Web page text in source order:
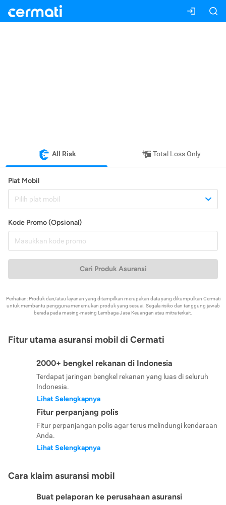
All Risk Total Loss Only
Plat Mobil
Pilih plat mobil
Kode Promo (Opsional)
Cari Produk Asuransi
Perhatian: Produk dan/atau layanan yang ditampilkan merupakan data yang dikumpulkan Cermati
untuk membantu pengguna menemukan produk yang sesuai. Segala risiko dan tanggung jawab
berada pada masing-masing Lembaga Jasa Keuangan atau mitra terkait.
Fitur utama asuransi mobil di Cermati
2000+ bengkel rekanan di Indonesia
Terdapat jaringan bengkel rekanan yang luas di seluruh
Indonesia.
Lihat Selengkapnya
Fitur perpanjang polis
Fitur perpanjangan polis agar terus melindungi kendaraan
Anda.
Lihat Selengkapnya
Cara klaim asuransi mobil
Buat pelaporan ke perusahaan asuransi